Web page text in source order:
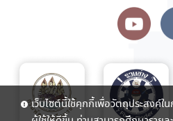
เว็บไซต์นี้ใช้คุกกี้เพื่อวัตถุประสงค์